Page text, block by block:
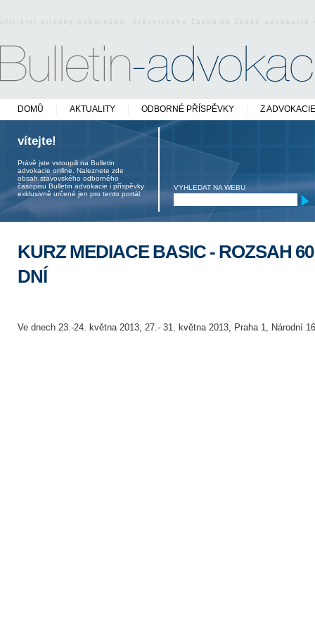
oficiální stránky odborného právnického časopisu české
DOMŮ AKTUALITY ODBORNÉ PŘÍSPĚVKY Z ADVOKACIE
vítejte!
Právě jste vstoupili na Bulletin
advokacie online. Naleznete zde
obsah stavovského odborného
časopisu Bulletin advokacie i příspěvky
exklusivně určené jen pro tento portál.
VYHLEDAT NA WEBU
KURZ MEDIACE BASIC - ROZSAH
DNÍ
Ve dnech 23.-24. května 2013, 27.- 31. května 2013, Praha 1, Národní